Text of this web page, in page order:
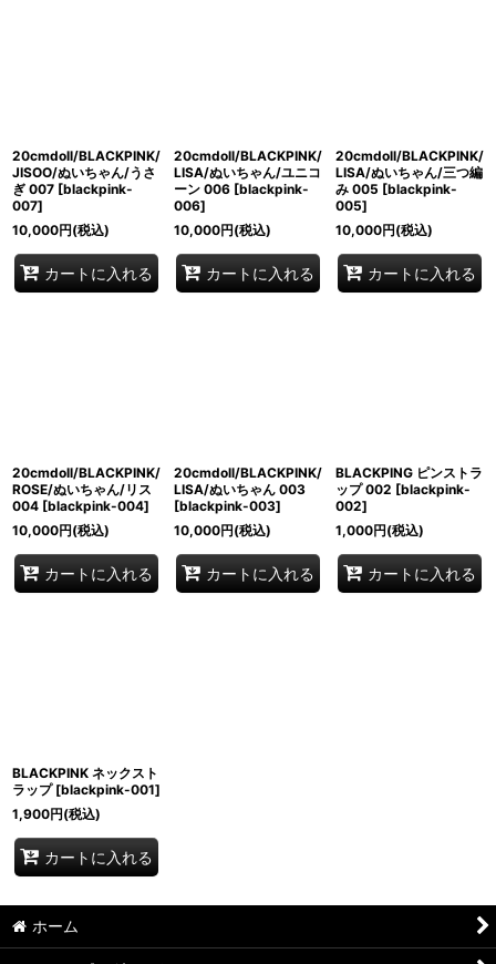
20cmdoll/BLACKPINK/
JISOO/ぬいちゃん/うさ
ぎ 007 [blackpink-
007]
10,000円(税込)
カートに入れる
20cmdoll/BLACKPINK/
LISA/ぬいちゃん/ユニコ
ーン 006 [blackpink-
006]
10,000円(税込)
カートに入れる
20cmdoll/BLACKPINK/
LISA/ぬいちゃん/三つ編
み 005 [blackpink-
005]
10,000円(税込)
カートに入れる
20cmdoll/BLACKPINK/
ROSE/ぬいちゃん/リス
004 [blackpink-004]
10,000円(税込)
カートに入れる
20cmdoll/BLACKPINK/
LISA/ぬいちゃん 003
[blackpink-003]
10,000円(税込)
カートに入れる
BLACKPING ピンストラ
ップ 002 [blackpink-
002]
1,000円(税込)
カートに入れる
BLACKPINK ネックスト
ラップ [blackpink-001]
1,900円(税込)
カートに入れる
ホーム